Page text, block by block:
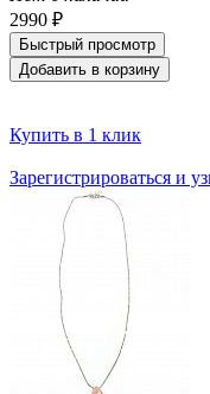
2990 ₽
Быстрый просмотр
Добавить в корзину
Купить в 1 клик
Зарегистрироваться и